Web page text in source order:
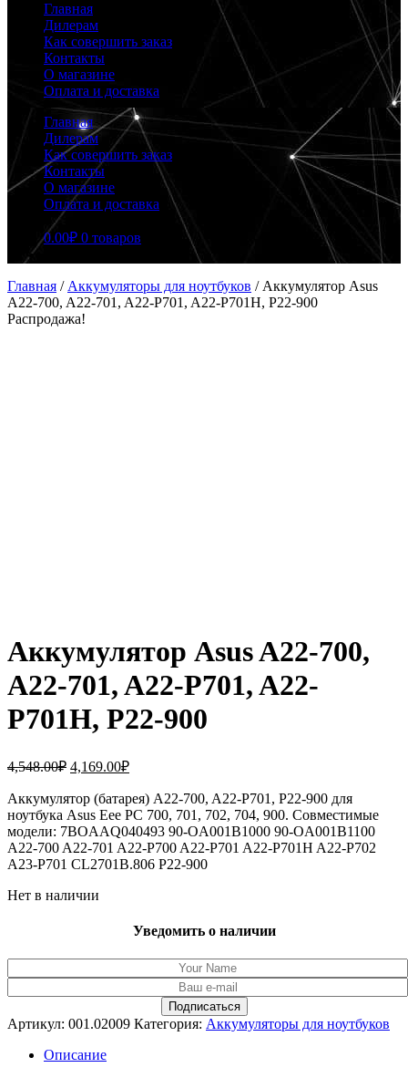
Главная
Дилерам
Как совершить заказ
Контакты
О магазине
Оплата и доставка
Главная
Дилерам
Как совершить заказ
Контакты
О магазине
Оплата и доставка
0.00₽ 0 товаров
Главная / Аккумуляторы для ноутбуков / Аккумулятор Asus
A22-700, A22-701, A22-P701, A22-P701H, P22-900
Распродажа!
Аккумулятор Asus A22-700,
A22-701, A22-P701, A22-
P701H, P22-900
4,548.00₽ Первоначальная
составляла
4,548.00₽.
4,169.00₽Текущая
4,169.00₽.
Аккумулятор (батарея) A22-700, A22-P701, P22-900 для
ноутбука Asus Eee PC 700, 701, 702, 704, 900. Совместимые
модели: 7BOAAQ040493 90-OA001B1000 90-OA001B1100
A22-700 A22-701 A22-P700 A22-P701 A22-P701H A22-P702
A23-P701 CL2701B.806 P22-900
Нет в наличии
Уведомить о наличии
Артикул: 001.02009 Категория: Аккумуляторы для ноутбуков
Описание